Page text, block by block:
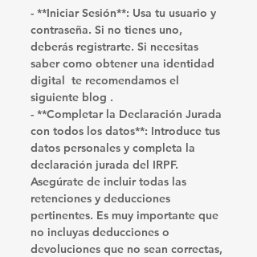
- **Iniciar Sesión**: Usa tu usuario y
contraseña. Si no tienes uno,
deberás registrarte. Si necesitas
saber como obtener una identidad
digital  te recomendamos el
siguiente blog .
- **Completar la Declaración Jurada
con todos los datos**: Introduce tus
datos personales y completa la
declaración jurada del IRPF.
Asegúrate de incluir todas las
retenciones y deducciones
pertinentes. Es muy importante que
no incluyas deducciones o
devoluciones que no sean correctas,